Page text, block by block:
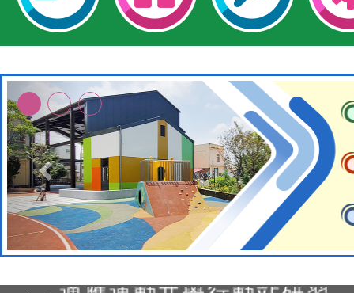
本校115學年度第2次代理
適應運動共學行動站研習